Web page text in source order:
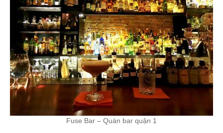
Fuse Bar – Quán bar quận 1